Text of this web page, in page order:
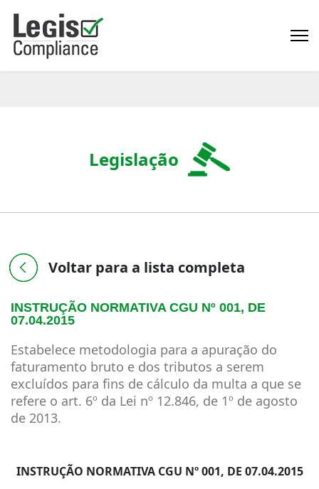
Legislação
Voltar para a lista completa
INSTRUÇÃO NORMATIVA CGU Nº 001, DE
07.04.2015
Estabelece metodologia para a apuração do
faturamento bruto e dos tributos a serem
excluídos para fins de cálculo da multa a que se
refere o art. 6º da Lei nº 12.846, de 1º de agosto
de 2013.
INSTRUÇÃO NORMATIVA CGU Nº 001, DE 07.04.2015